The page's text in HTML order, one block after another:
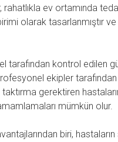
ev ortamında
olarak tasarlanmıştır
tarafından kontrol edilen
ekipler
gerektiren
mümkün olur.
biri,